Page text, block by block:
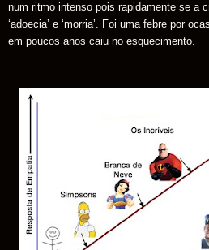
num ritmo intenso pois rapidamente se a
‘adoecia’ e ‘morria’. Foi uma febre por
em poucos anos caiu no esquecimento.